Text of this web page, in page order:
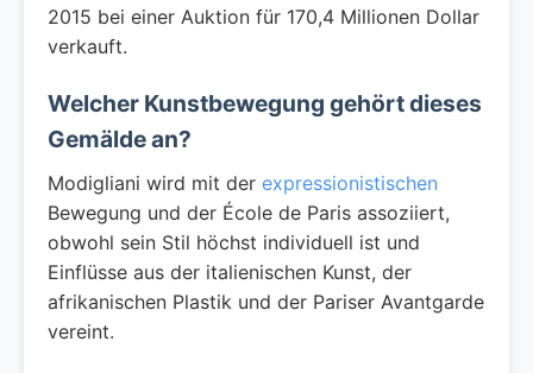
2015 bei einer Auktion für 170,4 Millionen Dollar
verkauft.
Welcher Kunstbewegung gehört dieses
Gemälde an?
Modigliani wird mit der expressionistischen
Bewegung und der École de Paris assoziiert,
obwohl sein Stil höchst individuell ist und
Einflüsse aus der italienischen Kunst, der
afrikanischen Plastik und der Pariser Avantgarde
vereint.